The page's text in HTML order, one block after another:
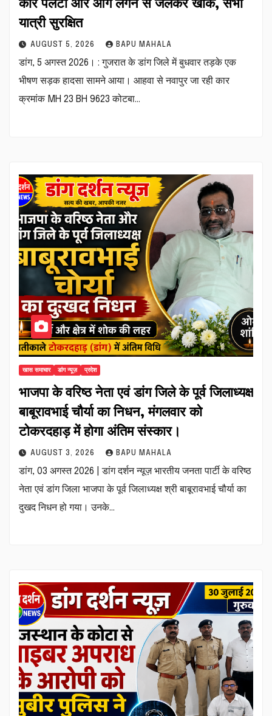
यात्री सुरक्षित
AUGUST 5, 2026 BAPU MAHALA
डांग, 5 अगस्त 2026। : गुजरात के डांग जिले में बुधवार तड़के एक
भीषण सड़क हादसा सामने आया। आहवा से नवापुर जा रही कार
क्रमांक MH 23 BH 9623 कोटबा…
खास समाचार डांग न्यूज़ प्रदेश
भाजपा के वरिष्ठ नेता एवं डांग जिले के पूर्व जिलाध्यक्ष
बाबूरावभाई चौर्या का निधन, मंगलवार को
टोकरदहाड़ में होगा अंतिम संस्कार।
AUGUST 3, 2026 BAPU MAHALA
डांग, 03 अगस्त 2026 | डांग दर्शन न्यूज़ भारतीय जनता पार्टी के वरिष्ठ
नेता एवं डांग जिला भाजपा के पूर्व जिलाध्यक्ष श्री बाबूरावभाई चौर्या का
दुखद निधन हो गया। उनके…